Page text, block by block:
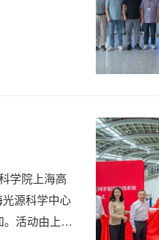
学院上海高
源科学中心
。活动由上海